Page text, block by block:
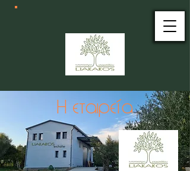
Η εταιρεία